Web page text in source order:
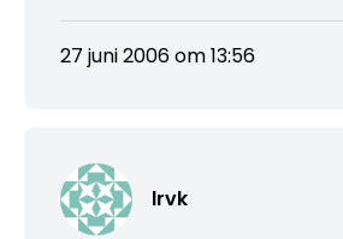
27 juni 2006 om 13:56
lrvk